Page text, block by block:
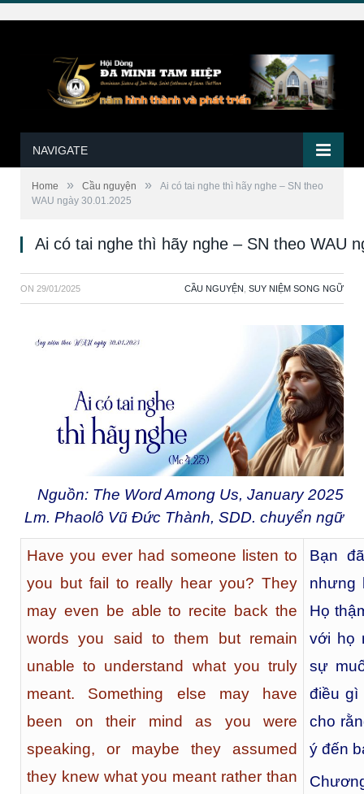
NAVIGATE
Home » Cầu nguyện »
Ai có tai nghe thì hãy nghe – SN theo
WAU ngày 30.01.2025
Ai có tai nghe thì hãy nghe – SN theo WAU
ON 29/01/2025 CẦU NGUYỆN SUY NIỆM SONG NGỮ
Nguồn: The Word Among Us, January 2025
Lm. Phaolô Vũ Đức Thành, SDD. chuyển ngữ
Have you ever had someone listen to
you but fail to really hear you? They
may even be able to recite back the
words you said to them but remain
unable to understand what you truly
meant. Something else may have
been on their mind as you were
speaking, or maybe they assumed
they knew what you meant rather than
Bạn
nhưng
Họ
với họ
sự
điều gì
cho
ý đến